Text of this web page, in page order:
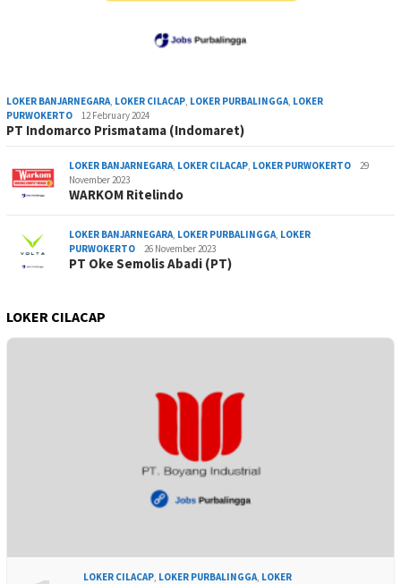
LOKER BANJARNEGARA, LOKER CILACAP, LOKER PURBALINGGA, LOKER
PURWOKERTO
12 February 2024
PT Indomarco Prismatama (Indomaret)
LOKER BANJARNEGARA, LOKER CILACAP, LOKER PURWOKERTO
29
November 2023
WARKOM Ritelindo
LOKER BANJARNEGARA, LOKER PURBALINGGA, LOKER
PURWOKERTO
26 November 2023
PT Oke Semolis Abadi (PT)
LOKER CILACAP
LOKER CILACAP LOKER PURBALINGGA LOKER